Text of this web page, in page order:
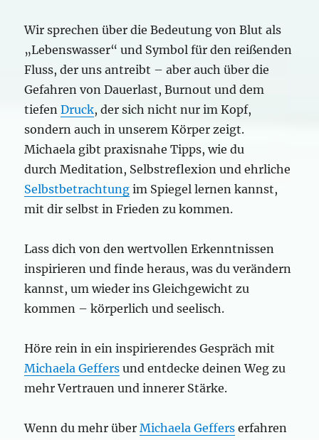
Wir sprechen über die Bedeutung von Blut als
„Lebenswasser“ und Symbol für den reißenden
Fluss, der uns antreibt – aber auch über die
Gefahren von Dauerlast, Burnout und dem
tiefenDruck, der sich nicht nur im Kopf,
sondern auch in unserem Körper zeigt.
Michaela gibt praxisnahe Tipps, wie du
durch Meditation, Selbstreflexion und ehrliche
Selbstbetrachtung im Spiegel lernen kannst,
mit dir selbst in Frieden zu kommen.
Lass dich von den wertvollen Erkenntnissen
inspirieren und finde heraus, was du verändern
kannst, um wieder ins Gleichgewicht zu
kommen – körperlich und seelisch.
Höre rein in ein inspirierendes Gespräch mit
Michaela Geffers und entdecke deinen Weg zu
mehr Vertrauen und innerer Stärke.
Wenn du mehr überMichaela Geffers erfahren